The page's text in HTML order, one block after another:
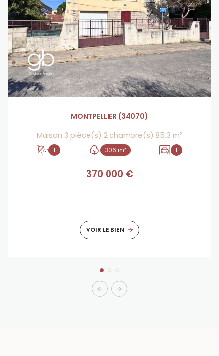
MONTPELLIER (34070)
Maison 3 pièce(s) 2 chambre(s) 85.3 m²
1 306 m² 1
370 000 €
VOIR LE BIEN